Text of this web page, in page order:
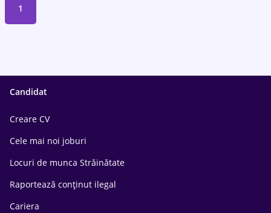
1
Candidat
Creare CV
Cele mai noi joburi
Locuri de munca Străinătate
Raportează conținut ilegal
Cariera